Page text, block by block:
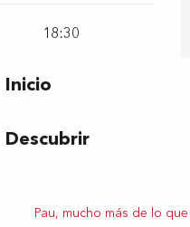
Inicio
Descubrir
Pau, mucho más de lo
18:30
18:30
18:30
18:30